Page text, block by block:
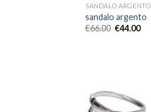
SANDALO ARGENTO
sandalo argento
€66.00 €44.00